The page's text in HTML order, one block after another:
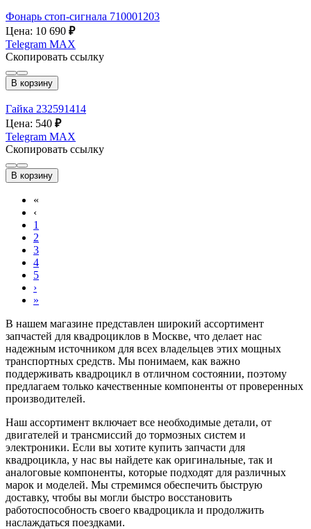
Фонарь стоп-сигнала 710001203
Цена: 10 690 ₽
Telegram MAX
Скопировать ссылку
В корзину
Гайка 232591414
Цена: 540 ₽
Telegram MAX
Скопировать ссылку
В корзину
«
‹
1
2
3
4
5
›
»
В нашем магазине представлен широкий ассортимент
запчастей для квадроциклов в Москве, что делает нас
надежным источником для всех владельцев этих мощных
транспортных средств. Мы понимаем, как важно
поддерживать квадроцикл в отличном состоянии, поэтому
предлагаем только качественные компоненты от проверенных
производителей.
Наш ассортимент включает все необходимые детали, от
двигателей и трансмиссий до тормозных систем и
электроники. Если вы хотите купить запчасти для
квадроцикла, у нас вы найдете как оригинальные, так и
аналоговые компоненты, которые подходят для различных
марок и моделей. Мы стремимся обеспечить быструю
доставку, чтобы вы могли быстро восстановить
работоспособность своего квадроцикла и продолжить
наслаждаться поездками.